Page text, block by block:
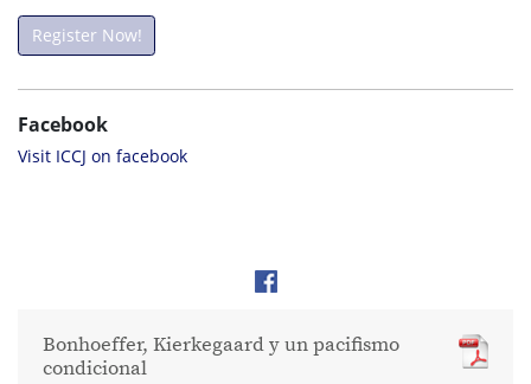
Register Now!
Facebook
Visit ICCJ on facebook
Bonhoeffer, Kierkegaard y un pacifismo
condicional